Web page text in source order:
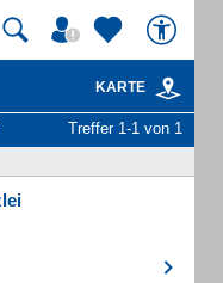
KARTE
Treffer 1-1 von 1